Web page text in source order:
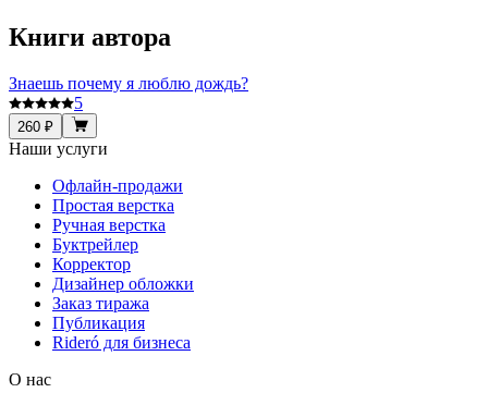
Книги автора
Знаешь почему я люблю дождь?
5
260 ₽
Наши услуги
Офлайн-продажи
Простая верстка
Ручная верстка
Буктрейлер
Корректор
Дизайнер обложки
Заказ тиража
Публикация
Rideró для бизнеса
О нас